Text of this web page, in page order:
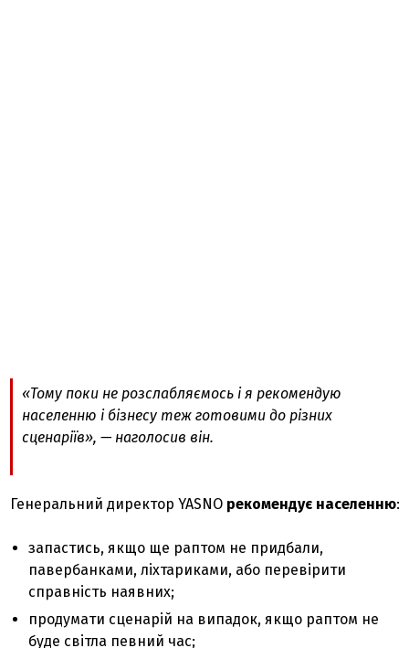
«Тому поки не розслабляємось і я рекомендую
населенню і бізнесу теж готовими до різних
сценаріїв», — наголосив він.
Генеральний директор YASNO рекомендує населенню:
запастись, якщо ще раптом не придбали,
павербанками, ліхтариками, або перевірити
справність наявних;
продумати сценарій на випадок, якщо раптом не
буде світла певний час;